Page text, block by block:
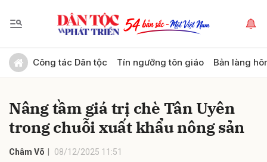
Công tác Dân tộc Tín ngưỡng tôn giáo Bản làng
Nâng tầm giá trị chè Tân Uyên
trong chuỗi xuất khẩu nông sản
Châm Võ 08/12/2025 11:51
Gửi bình luận